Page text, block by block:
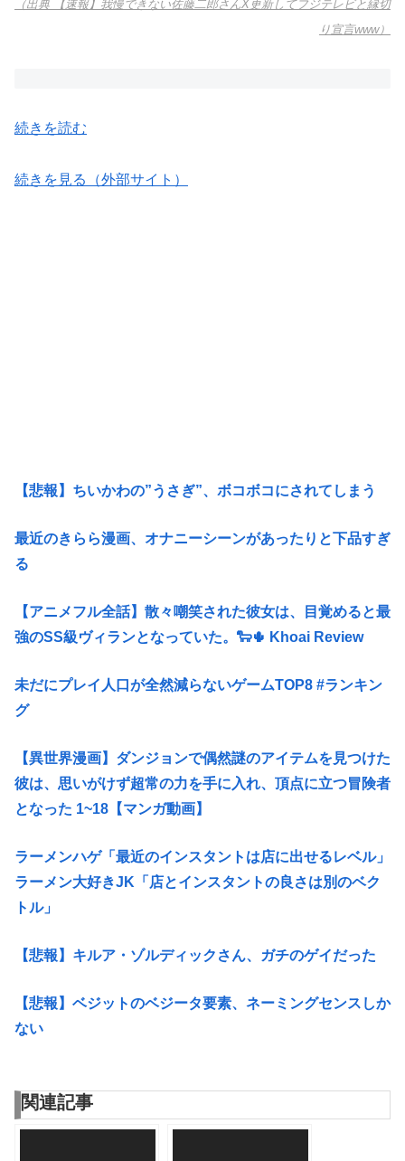
（出典 【速報】我慢できない佐藤二郎さんX更新してフジテレビと縁切
り宣言www）
続きを読む
続きを見る（外部サイト）
【悲報】ちいかわの”うさぎ”、ボコボコにされてしまう
最近のきらら漫画、オナニーシーンがあったりと下品すぎ
る
【アニメフル全話】散々嘲笑された彼女は、目覚めると最
強のSS級ヴィランとなっていた。🐑🌵 Khoai Review
未だにプレイ人口が全然減らないゲームTOP8 #ランキン
グ
【異世界漫画】ダンジョンで偶然謎のアイテムを見つけた
彼は、思いがけず超常の力を手に入れ、頂点に立つ冒険者
となった 1~18【マンガ動画】
ラーメンハゲ「最近のインスタントは店に出せるレベル」
ラーメン大好きJK「店とインスタントの良さは別のベク
トル」
【悲報】キルア・ゾルディックさん、ガチのゲイだった
【悲報】ベジットのベジータ要素、ネーミングセンスしか
ない
関連記事